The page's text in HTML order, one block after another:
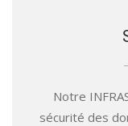
Notre
sécurité des